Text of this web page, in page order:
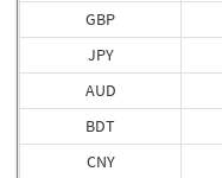
GBP
JPY
AUD
BDT
CNY